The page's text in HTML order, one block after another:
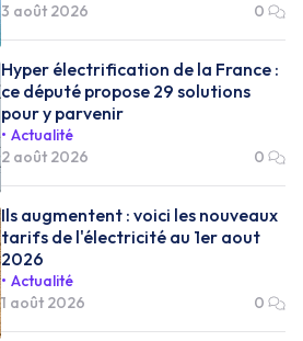
3 août 2026
0
Hyper électrification de la France :
ce député propose 29 solutions
pour y parvenir
Actualité
2 août 2026
0
Ils augmentent : voici les nouveaux
tarifs de l'électricité au 1er aout
2026
Actualité
1 août 2026
0